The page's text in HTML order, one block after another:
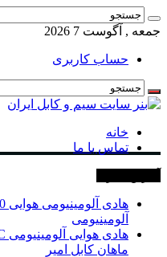
جمعه , آگوست 7 2026
حساب کاربری
خانه
تماس با ما
آلومینیومی
ماهان کابل امیر